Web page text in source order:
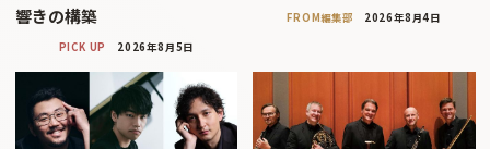
響きの構築
PICK UP 2026年8月5日
FROM編集部 2026年8月4日